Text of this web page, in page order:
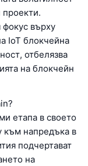
проекти.
фокус върху
IoT блокчейна
отбелязва
на блокчейн
етапа в своето
към напредъка в
подчертават
на